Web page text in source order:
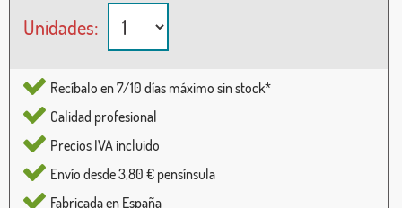
Unidades:
Recíbalo en 7/10 días máximo sin stock*
Calidad profesional
Precios IVA incluido
Envío desde 3,80 € pensínsula
Fabricada en España